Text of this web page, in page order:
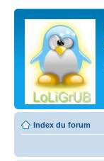
Index du forum